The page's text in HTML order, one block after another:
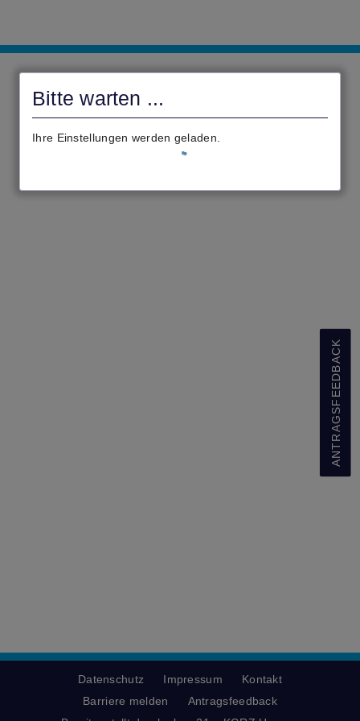
Bitte warten ...
Ihre Einstellungen werden geladen.
ANTRAGSFEEDBACK
Datenschutz Impressum
Kontakt
Barriere melden
Antragsfeedback